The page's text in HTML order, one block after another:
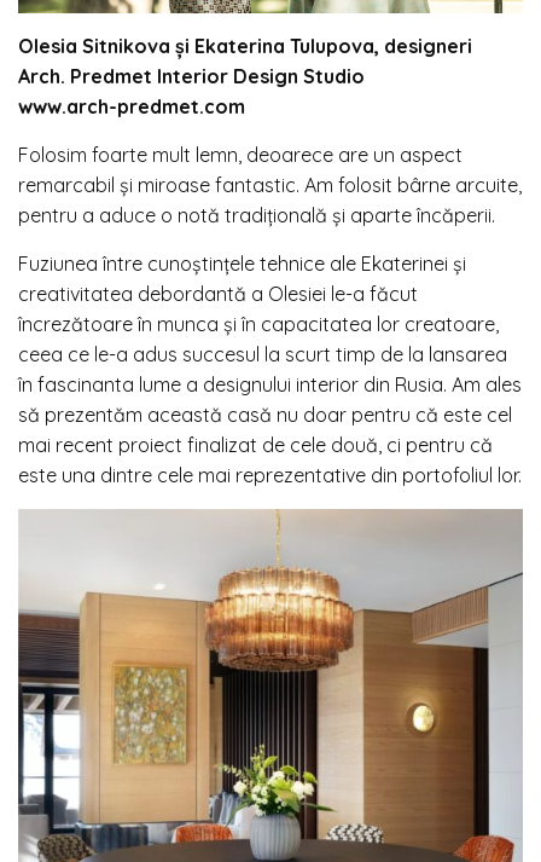
Olesia Sitnikova și Ekaterina Tulupova, designeri
Arch. Predmet Interior Design Studio
www.arch-predmet.com
Folosim foarte mult lemn, deoarece are un aspect
remarcabil și miroase fantastic. Am folosit bârne arcuite,
pentru a aduce o notă tradițională și aparte încăperii.
Fuziunea între cunoștințele tehnice ale Ekaterinei și
creativitatea debordantă a Olesiei le-a făcut
încrezătoare în munca și în capacitatea lor creatoare,
ceea ce le-a adus succesul la scurt timp de la lansarea
în fascinanta lume a designului interior din Rusia. Am ales
să prezentăm această casă nu doar pentru că este cel
mai recent proiect finalizat de cele două, ci pentru că
este una dintre cele mai reprezentative din portofoliul lor.